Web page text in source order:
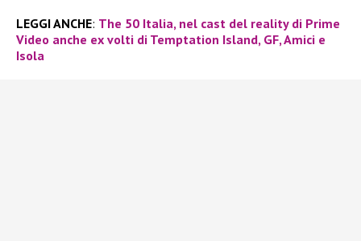
LEGGI ANCHE: The 50 Italia, nel cast del reality di Prime
Video anche ex volti di Temptation Island, GF, Amici e
Isola